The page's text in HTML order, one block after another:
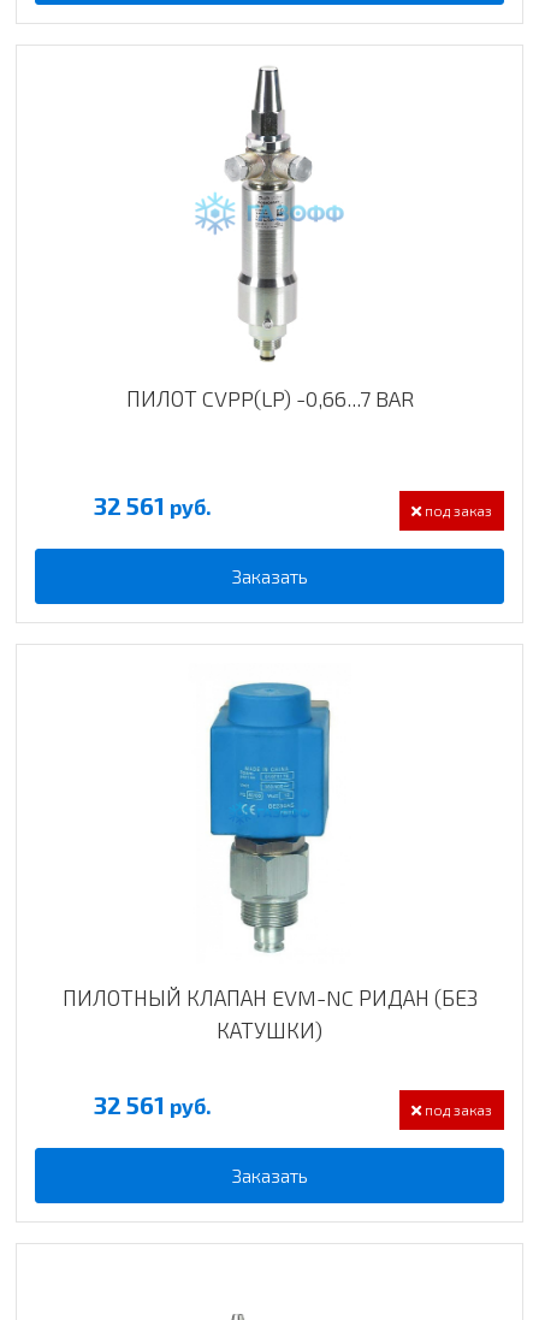
ПИЛОТ CVPP(LP) -0,66...7 BAR
32 561 руб. под заказ
Заказать
ПИЛОТНЫЙ КЛАПАН EVM-NC РИДАН (БЕЗ
КАТУШКИ)
32 561 руб. под заказ
Заказать